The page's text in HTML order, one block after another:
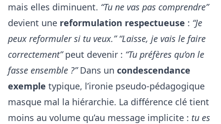
mais elles diminuent. “Tu ne vas pas comprendre”
devient une reformulation respectueuse : “Je
peux reformuler si tu veux.” “Laisse, je vais le faire
correctement”peut devenir : “Tu préfères qu’on le
fasse ensemble ?”Dans un condescendance
exemple typique, l’ironie pseudo-pédagogique
masque mal la hiérarchie. La différence clé tient
moins au volume qu’au message implicite : tu es